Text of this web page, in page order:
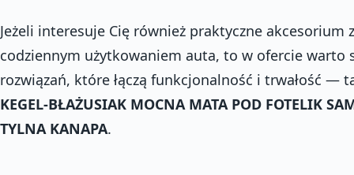
Jeżeli interesuje Cię również praktyczne akcesorium
codziennym użytkowaniem auta, to w ofercie warto
rozwiązań, które łączą funkcjonalność i trwałość —
KEGEL-BŁAŻUSIAK MOCNA MATA POD FOTELIK
TYLNA KANAPA.